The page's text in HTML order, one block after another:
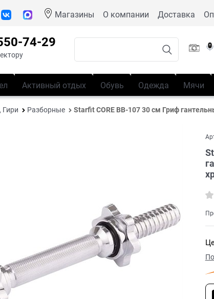
Магазины О компании Доставка
74-29
Активный отдых Обувь Одежда Мячи
Гири Разборные Starfit CORE BB-107 30 см Гриф